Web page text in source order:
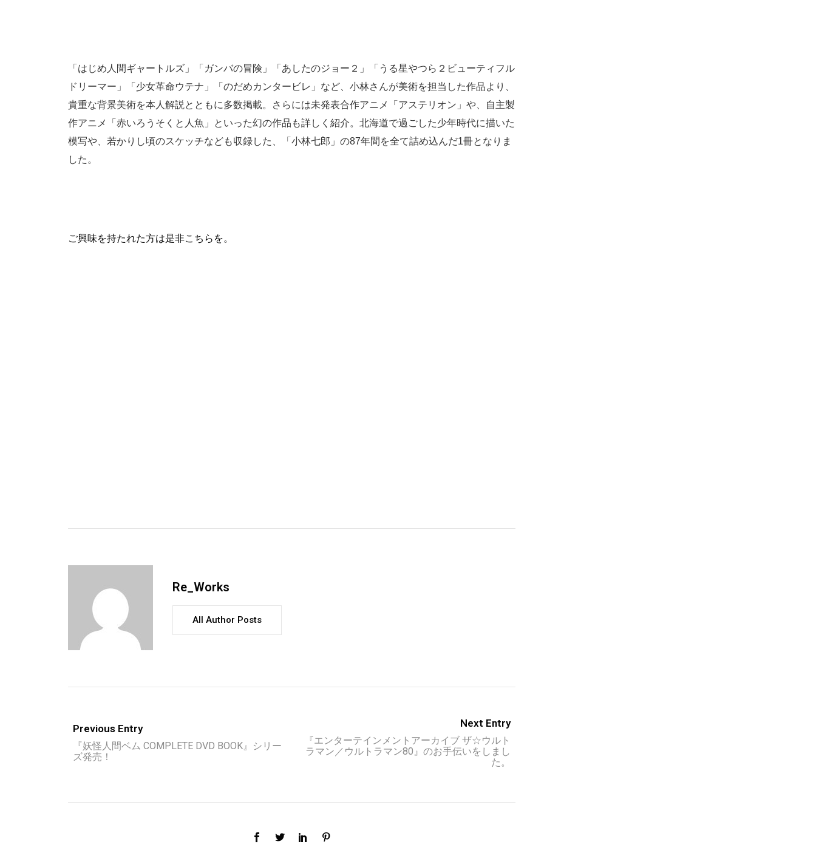
「はじめ人間ギャートルズ」「ガンバの冒険」「あしたのジョー２」「うる星やつら２ビューティフル
ドリーマー」「少女革命ウテナ」「のだめカンタービレ」など、小林さんが美術を担当した作品より、
貴重な背景美術を本人解説とともに多数掲載。さらには未発表合作アニメ「アステリオン」や、自主製
作アニメ「赤いろうそくと人魚」といった幻の作品も詳しく紹介。北海道で過ごした少年時代に描いた
模写や、若かりし頃のスケッチなども収録した、「小林七郎」の87年間を全て詰め込んだ1冊となりま
した。
ご興味を持たれた方は是非こちらを。
Re_Works
All Author Posts
Previous Entry
『妖怪人間ベム COMPLETE DVD BOOK』シリー
ズ発売！
Next Entry
『エンターテインメントアーカイブ ザ☆ウルト
ラマン／ウルトラマン80』のお手伝いをしまし
た。